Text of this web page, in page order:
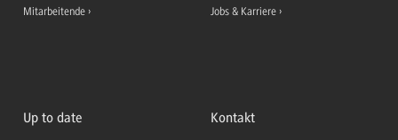
Mitarbeitende Jobs & Karriere
Up to date Kontakt